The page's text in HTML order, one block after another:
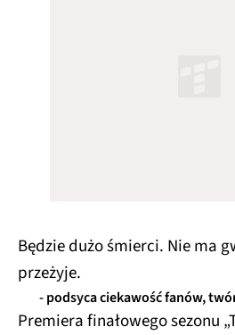
Będzie dużo śmierci. Nie ma
przeżyje.
- podsyca ciekawość fanów,
Premiera finałowego sezonu